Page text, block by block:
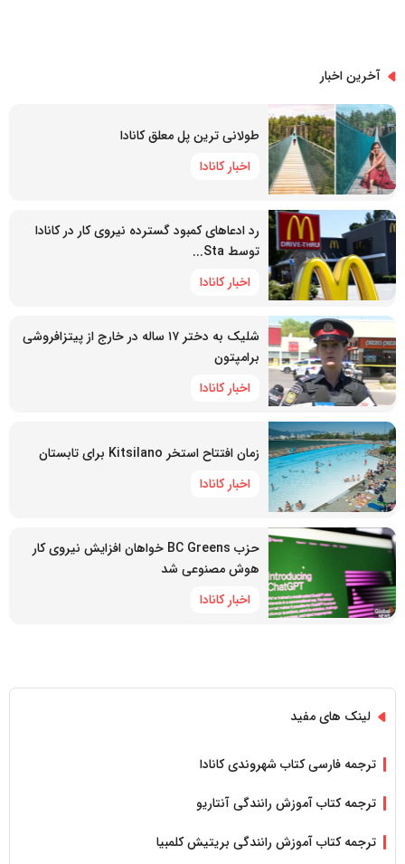
آخرین اخبار
طولانی ترین پل معلق کانادا
اخبار کانادا
رد ادعاهای کمبود گسترده نیروی کار در کانادا
توسط Sta...
اخبار کانادا
شلیک به دختر ۱۷ ساله در خارج از پیتزافروشی
برامپتون
اخبار کانادا
زمان افتتاح استخر Kitsilano برای تابستان
اخبار کانادا
حزب BC Greens خواهان افزایش نیروی کار
هوش مصنوعی شد
اخبار کانادا
لینک های مفید
ترجمه فارسی کتاب شهروندی کانادا
ترجمه کتاب آموزش رانندگی آنتاریو
ترجمه کتاب آموزش رانندگی بریتیش کلمبیا